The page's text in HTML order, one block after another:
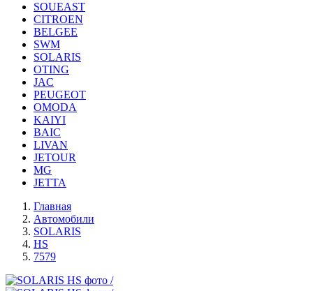
SOUEAST
CITROEN
BELGEE
SWM
SOLARIS
OTING
JAC
PEUGEOT
OMODA
KAIYI
BAIC
LIVAN
JETOUR
MG
JETTA
Главная
Автомобили
SOLARIS
HS
7579